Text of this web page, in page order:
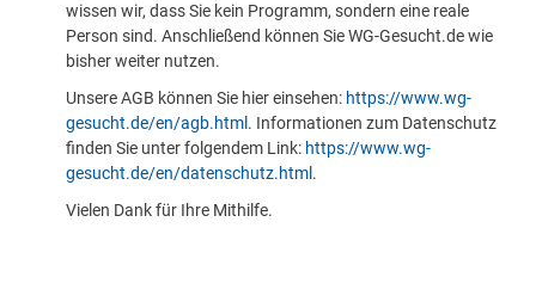
wissen wir, dass Sie kein Programm, sondern eine reale
Person sind. Anschließend können Sie WG-Gesucht.de wie
bisher weiter nutzen.
Unsere AGB können Sie hier einsehen: https://www.wg-
gesucht.de/en/agb.html . Informationen zum Datenschutz
finden Sie unter folgendem Link: https://www.wg-
gesucht.de/en/datenschutz.html .
Vielen Dank für Ihre Mithilfe.